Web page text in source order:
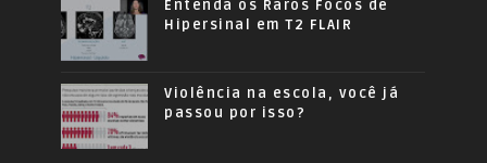
Entenda os Raros Focos de
Hipersinal em T2 FLAIR
Violência na escola, você já
passou por isso?